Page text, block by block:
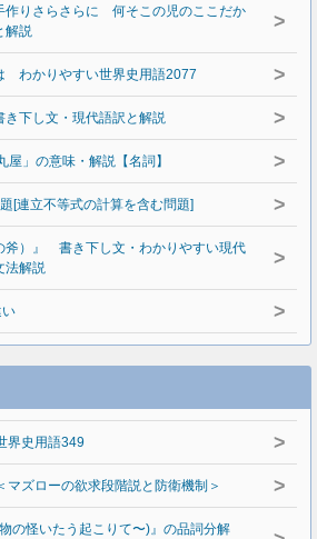
作りさらさらに 何そこの児のここだか
解説
>
わかりやすい世界史用語2077 >
き下し文・現代語訳と解説 >
屋」の意味・解説【名詞】 >
[連立不等式の計算を含む問題] >
斧）』 書き下し文・わかりやすい現代
法解説
>
>
界史用語349 >
ズローの欲求段階説と防衛機制＞ >
の怪いたう起こりて〜)』の品詞分解